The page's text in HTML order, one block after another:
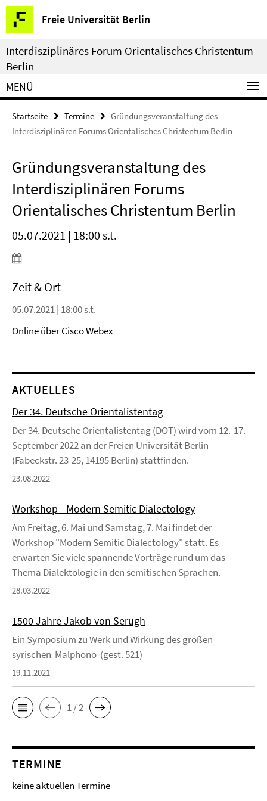
Springe
direkt
zu
Inhalt
Freie Universität Berlin
Service-
Navigation
Interdisziplinäres Forum Orientalisches Christentum
Berlin
MENÜ
Startseite Termine
Gründungsveranstaltung des
Interdisziplinären Forums Orientalisches Christentum Berlin
Gründungsveranstaltung des
Interdisziplinären Forums
Orientalisches Christentum Berlin
05.07.2021 | 18:00 s.t.
Zeit & Ort
05.07.2021 | 18:00 s.t.
Online über Cisco Webex
AKTUELLES
Der 34. Deutsche Orientalistentag
Der 34. Deutsche Orientalistentag (DOT) wird vom 12.-17.
September 2022 an der Freien Universität Berlin
(Fabeckstr. 23-25, 14195 Berlin) stattfinden.
23.08.2022
Workshop - Modern Semitic Dialectology
Am Freitag, 6. Mai und Samstag, 7. Mai findet der
Workshop "Modern Semitic Dialectology" statt. Es
erwarten Sie viele spannende Vorträge rund um das
Thema Dialektologie in den semitischen Sprachen.
28.03.2022
1500 Jahre Jakob von Serugh
Ein Symposium zu Werk und Wirkung des großen
syrischen Malphono (gest. 521)
19.11.2021
1 / 2
TERMINE
keine aktuellen Termine